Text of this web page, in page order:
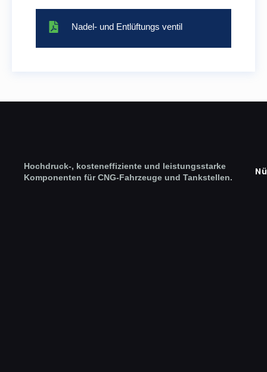
Nadel- und Entlüftungs ventil
Hochdruck-, kosteneffiziente und leistungsstarke
Komponenten für CNG-Fahrzeuge und Tankstellen.